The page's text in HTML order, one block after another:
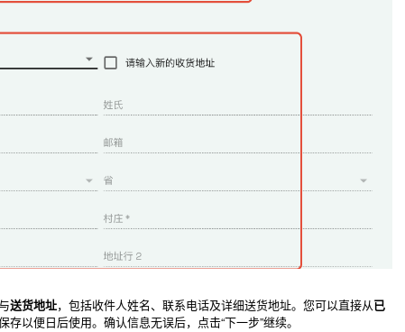
送货地址，包括收件人姓名、联系电话及详细送货地址。您可以直接从已
存以便日后使用。确认信息无误后，点击“下一步”继续。